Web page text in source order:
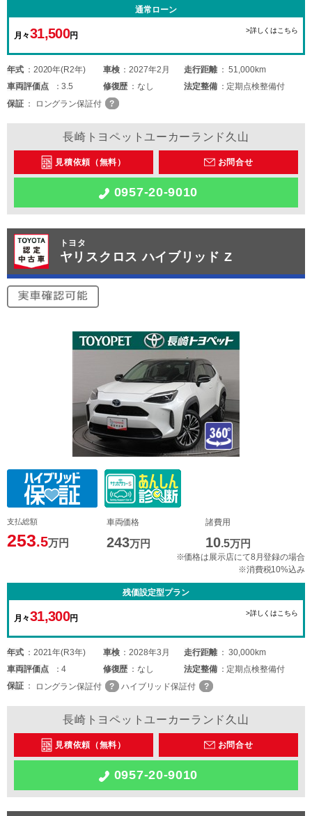
通常ローン
月々31,500円
>詳しくはこちら
年式 2020年(R2年) 車検 2027年2月 走行距離
51,000km
車両評価点 3.5 修復歴 なし 法定整備
定期点検整備付
保証
ロングラン保証付
長崎トヨペットユーカーランド久山
見積依頼（無料） お問合せ
0957-20-9010
トヨタ
ヤリスクロス ハイブリッド Z
支払総額
253.5万円
車両価格
243万円
諸費用
10.5万円
※価格は展示店にて8月登録の場合
※消費税10%込み
残価設定型プラン
月々31,300円
>詳しくはこちら
年式 2021年(R3年) 車検 2028年3月 走行距離
30,000km
車両評価点 4 修復歴 なし 法定整備
定期点検整備付
保証
ロングラン保証付 ハイブリッド保証付
長崎トヨペットユーカーランド久山
見積依頼（無料） お問合せ
0957-20-9010